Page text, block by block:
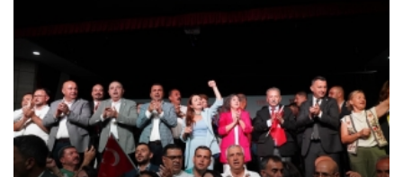
Çalıkuşu
Dr.Tuğçe Yıldırım
Aşı: Toplum Sağlığının Görünmez Kalkanı